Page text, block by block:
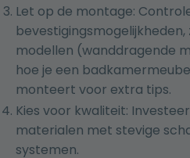
Let op de montage:
modellen (wanddragende
hoe je een
monteert voor extra tips.
Kies voor kwaliteit:
materialen met stevige
systemen.